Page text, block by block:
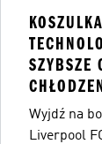
SZYBSZE
Wyjdź na
Liverpool